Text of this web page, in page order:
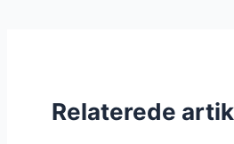
Relaterede